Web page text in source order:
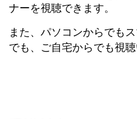
ナーを視聴できます。
また、パソコンからでも
でも、ご自宅からでも視聴